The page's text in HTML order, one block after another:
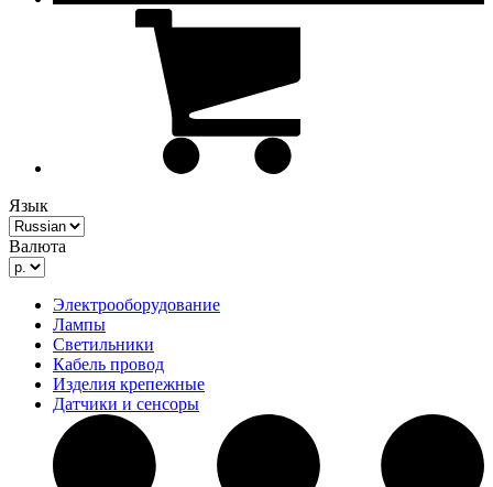
Язык
Валюта
Электрооборудование
Лампы
Светильники
Кабель провод
Изделия крепежные
Датчики и сенсоры